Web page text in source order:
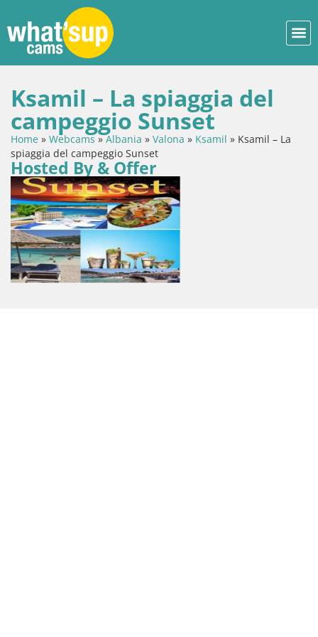
Ksamil – La spiaggia del
campeggio Sunset
Home » Webcams»Albania » Valona » Ksamil » Ksamil – La
spiaggia del campeggio Sunset
Hosted By & Offer